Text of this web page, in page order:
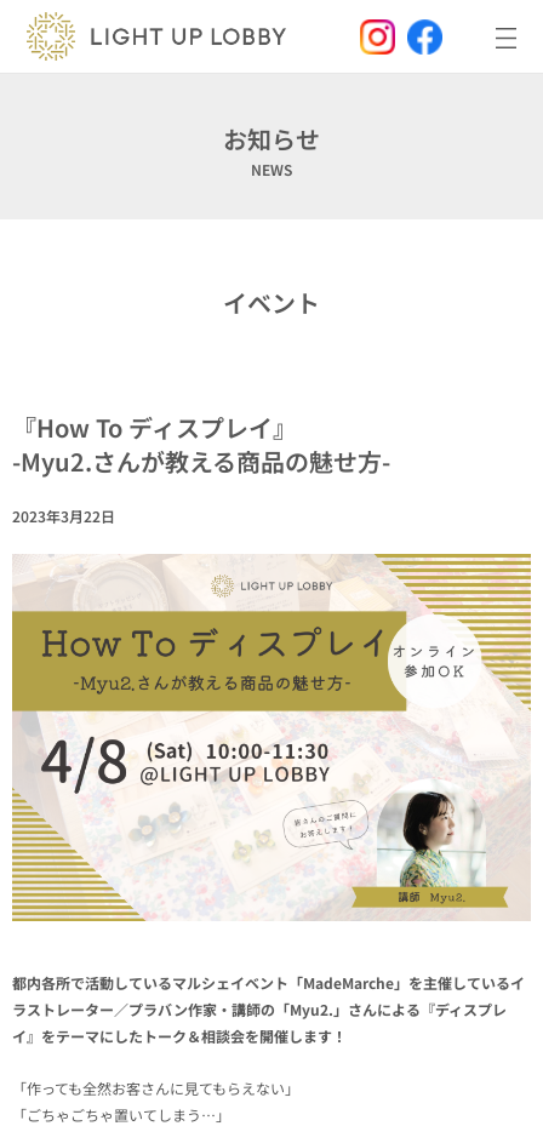
ス
お知らせ
NEWS
イベント
『How To ディスプレイ』
-Myu2.さんが教える商品の魅せ方-
2023年3月22日
都内各所で活動しているマルシェイベント「MadeMarche」を主催しているイ
ラストレーター／プラバン作家・講師の「Myu2.」さんによる『ディスプレ
イ』をテーマにしたトーク＆相談会を開催します！
「作っても全然お客さんに見てもらえない」
「ごちゃごちゃ置いてしまう…」